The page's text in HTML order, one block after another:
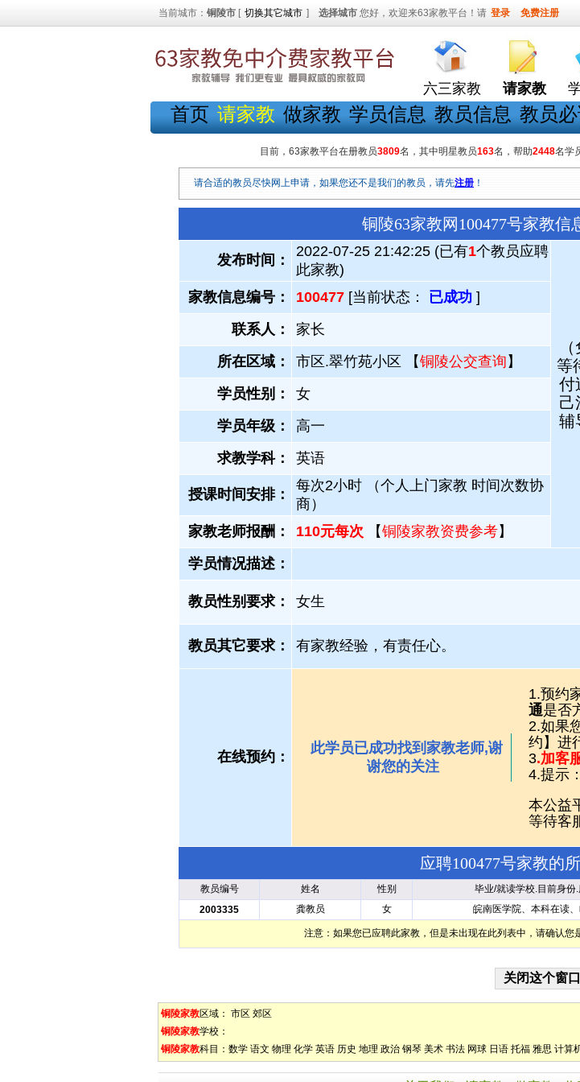
当前城市： 铜陵市 [ 切换其它城市 ] 选择城市 您好，欢迎来63家教平台！请 登录 免费注册
六三家教 请家教
首页 请家教 做家教 学员信息 教员信息 教员
目前，63家教平台在册教员3809名，其中明星教员163名，帮助2448名学
请合适的教员尽快网上申请，如果您还不是我们的教员，请先注册 ！
铜陵63家教网100477号家教信
发布时间：
2022-07-25 21:42:25 (已有1个教员应聘
此家教)
等
付
己
辅
家教信息编号： 100477 [当前状态： 已成功 ]
联系人：
家长
所在区域：
市区.翠竹苑小区 【铜陵公交查询 】
学员性别：
女
学员年级：
高一
求教学科：
英语
授课时间安排：
每次2小时 （个人上门家教 时间次数协
商）
家教老师报酬：
110元每次 【铜陵家教资费参考】
学员情况描述：
教员性别要求： 女生
教员其它要求： 有家教经验，有责任心。
在线预约：
此学员已成功找到家教老师,谢
谢您的关注
1.预约
通是否
2.如果
约】进
3.加客
4.提示
本公益
等待客
应聘100477号家教的
教员编号 姓名 性别 毕业/就读学校.目前身份
2003335
龚教员 女 皖南医学院、本科在读
注意：如果您已应聘此家教，但是未出现在此列表中，请确认您
铜陵家教区域： 市区 郊区
铜陵家教学校：
铜陵家教科目： 数学 语文 物理 化学 英语 历史 地理 政治 钢琴 美术 书法 网球 日语 托福 雅思 计算